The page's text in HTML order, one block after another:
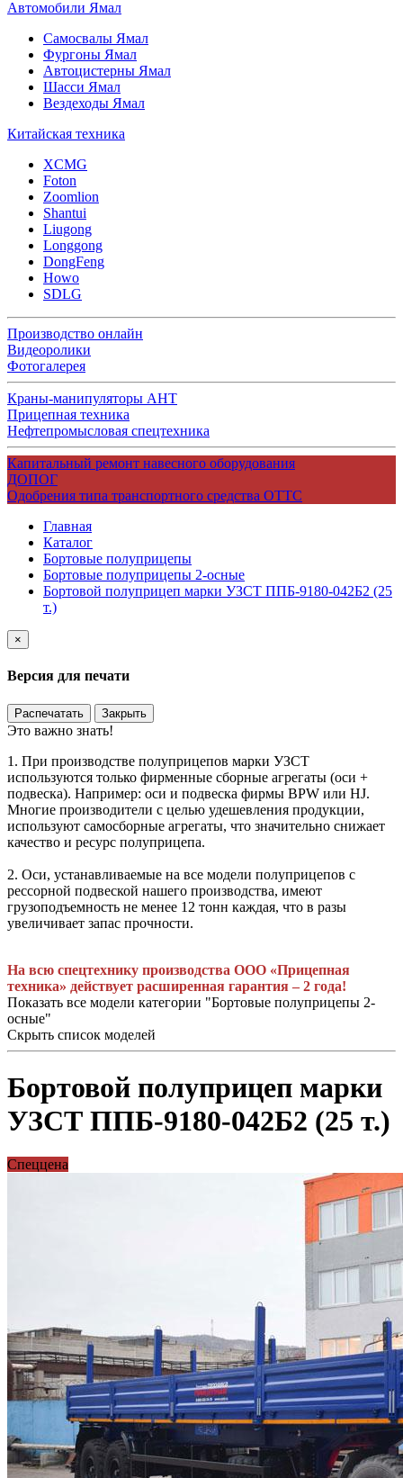
Автомобили Ямал
Самосвалы Ямал
Фургоны Ямал
Автоцистерны Ямал
Шасси Ямал
Вездеходы Ямал
Китайская техника
XCMG
Foton
Zoomlion
Shantui
Liugong
Longgong
DongFeng
Howo
SDLG
Производство онлайн
Видеоролики
Фотогалерея
Краны-манипуляторы АНТ
Прицепная техника
Нефтепромысловая спецтехника
Капитальный ремонт навесного оборудования
ДОПОГ
Одобрения типа транспортного средства ОТТС
Главная
Каталог
Бортовые полуприцепы
Бортовые полуприцепы 2-осные
Бортовой полуприцеп марки УЗСТ ППБ-9180-042Б2 (25
т.)
×
Версия для печати
Распечатать Закрыть
Это важно знать!
1. При производстве полуприцепов марки УЗСТ
используются только фирменные сборные агрегаты (оси +
подвеска). Например: оси и подвеска фирмы BPW или HJ.
Многие производители с целью удешевления продукции,
используют самосборные агрегаты, что значительно снижает
качество и ресурс полуприцепа.
2. Оси, устанавливаемые на все модели полуприцепов с
рессорной подвеской нашего производства, имеют
грузоподъемность не менее 12 тонн каждая, что в разы
увеличивает запас прочности.
На всю спецтехнику производства ООО «Прицепная
техника» действует расширенная гарантия – 2 года!
Показать все модели категории "Бортовые полуприцепы 2-
осные"
Скрыть список моделей
Бортовой полуприцеп марки
УЗСТ ППБ-9180-042Б2 (25 т.)
Спеццена